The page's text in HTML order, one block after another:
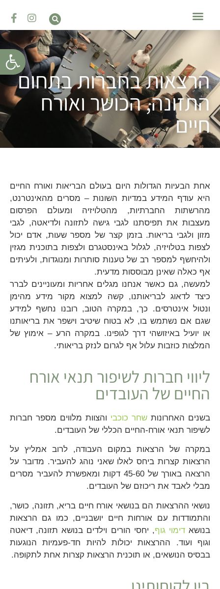
הרצאות בחברות בתחום
התזונה, הכושר ואורח
חיים
אחת הבעיות הגדולות היום בעולם הבריאות ואורח החיים
היא עודף המידע במדיות השונות – מסרים מהאינטרנט,
מהרשתות החברתיות, מהטלויזיה ומעולם הפרסום
מעצבות את תפיסתנו לגבי גישה לתזונה ולדיאטה, לגבי
מזון ולגבי בריאות. בזמן קצר של מספר שעות, אדם יכול
לצפות בטלויזיה, לגלול באינסטגרם ולצפות בתוכנית מגזין
ולהיחשף למספר רב של טענות סותרות ומנוגדות, ולעיתים
אף כאלה שאינן מבוססות מדעית.
למעשה, גם כאשר אנחנו מגלים אחריות ומעוניינים לברר
כיצד לדאוג לבריאותנו, קשה למצוא מקור מידע מהימן
ונטול אינטרסים. כך, במקרה הטוב, רובנו נחשף למידע
שגם אם נשתמש בו, לא בטוח שיטיב וישפר את בריאותנו
או יועיל באיזושהי דרך לגופינו. במקרה הרע – אימוץ של
המלצות כוזבות עלול אף לגרום לנזק בריאותי.
ליווי חברות לשיפור תנאי אורח
החיים של העובדים
בשנים האחרונות שחר כוכבי והצוות מלווים מספר חברות
לשיפור תנאי אורח-החיים הכללי של העובדים.
במקרה של הרצאות במקום העבודה, לרוב אמליץ על
הרצאות קצרות ביחס לאלו שאני נוהג להעביר. מדובר על
הרצאה באורך של 45-60 דקות ומאפשרת להעביר מסרים
מבלי לאבד את ריכוזם של העובדים.
נושאי ההרצאות הם בנושאי אורח חיים בריא, תזונה, כושר,
והתמודדות עם אורחות חיים יושבניים, כמו גם הרצאות
בנושאדימוי גוף, יחסי הורים וילדים בנושא תזונה, דיאטה
וגוף ועוד. ההרצאות יכולות להיות חד-פעמיות הנוגעות
בבסיס הנושאים, או תוכנית הרצאות קצרות אחת לתקופה.
פתח